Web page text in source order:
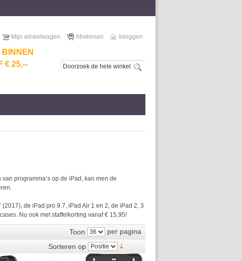
€ 25,--
Mijn winkelwagen Afrekenen Inloggen
programma’s op de iPad, kan men de
de iPad pro 9.7, iPad Air 1 en 2, de iPad 2, 3
Nu ook met staffelkorting vanaf € 15,95!
Toon
per pagina
Sorteren op